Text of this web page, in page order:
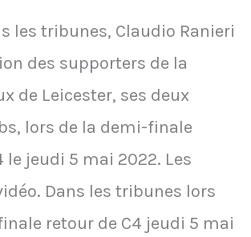
les tribunes, Claudio Ranieri
des supporters de la
de Leicester, ses deux
lors de la demi-finale
le jeudi 5 mai 2022. Les
Dans les tribunes lors
retour de C4 jeudi 5 mai